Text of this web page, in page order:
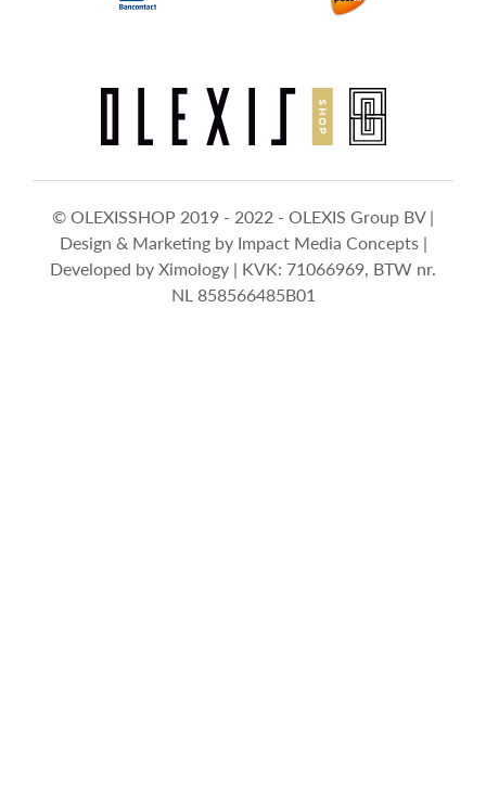
© OLEXISSHOP 2019 - 2022 - OLEXIS Group BV |
Design & Marketing by Impact Media Concepts|
Developed byXimology | KVK: 71066969, BTW nr.
NL 858566485B01